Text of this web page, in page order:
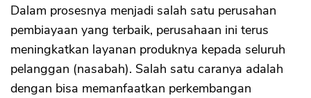
Dalam prosesnya menjadi salah satu perusahan
pembiayaan yang terbaik, perusahaan ini terus
meningkatkan layanan produknya kepada seluruh
pelanggan (nasabah). Salah satu caranya adalah
dengan bisa memanfaatkan perkembangan